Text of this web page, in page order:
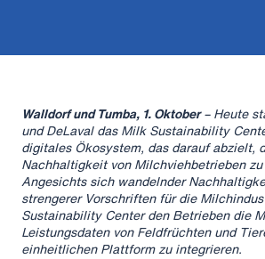
Walldorf und Tumba, 1. Oktober– Heute
und DeLaval das Milk Sustainability
digitales Ökosystem, das darauf abzielt,
Nachhaltigkeit von Milchviehbetrieben zu
Angesichts sich wandelnder
strengerer Vorschriften für die
Sustainability Center den Betrieben die
Leistungsdaten von Feldfrüchten und
einheitlichen Plattform zu integrieren.